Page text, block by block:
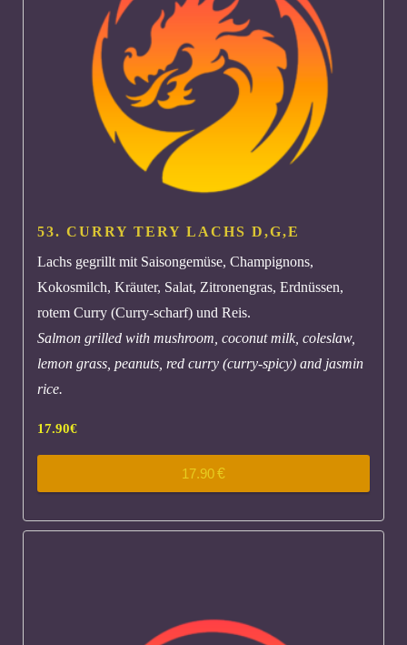
53. CURRY TERY LACHS D,G,E
Lachs gegrillt mit Saisongemüse, Champignons,
Kokosmilch, Kräuter, Salat, Zitronengras, Erdnüssen,
rotem Curry (Curry-scharf) und Reis.
Salmon grilled with mushroom, coconut milk, coleslaw,
lemon grass, peanuts, red curry (curry-spicy) and jasmin
rice.
17.90€
17.90€